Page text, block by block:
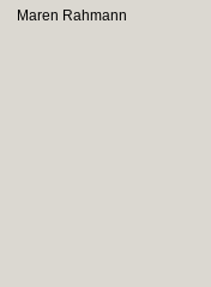
Maren Rahmann